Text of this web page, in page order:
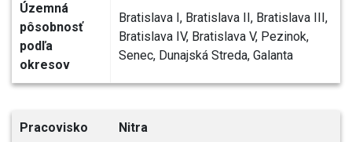
Územná
pôsobnosť
podľa
okresov
Bratislava I, Bratislava II, Bratislava III,
Bratislava IV, Bratislava V, Pezinok,
Senec, Dunajská Streda, Galanta
Pracovisko Nitra